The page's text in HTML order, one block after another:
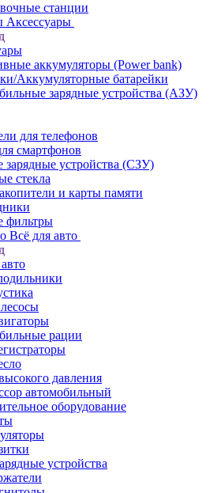
станции
Аксессуары
аккумуляторы (Power bank)
Аккумуляторные батарейки
зарядные устройства (АЗУ)
для телефонов
смартфонов
зарядные устройства (СЗУ)
стекла
и карты памяти
фильтры
Всё для авто
рации
давления
автомобильный
оборудование
устройства